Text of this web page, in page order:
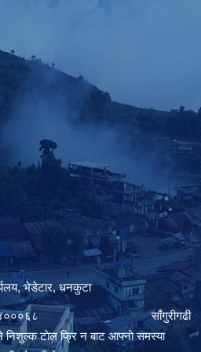
भेडेटार, धनकुटा
०२५-४०००६८ साँगुरीगढी
निशुल्क टाेल फ्रि न बाट आफ्नाे समस्या